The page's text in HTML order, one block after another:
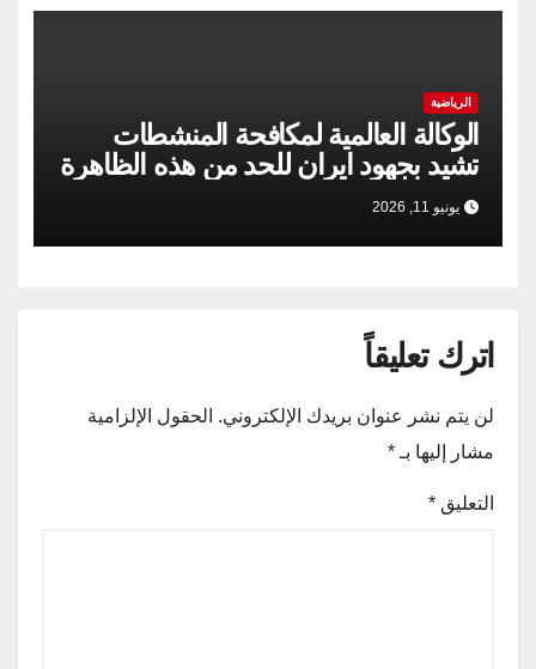
الرياضية
الوكالة العالمية لمكافحة المنشطات
تشيد بجهود ايران للحد من هذه الظاهرة
يونيو 11, 2026
اترك تعليقاً
لن يتم نشر عنوان بريدك الإلكتروني. الحقول الإلزامية
مشار إليها بـ *
التعليق *